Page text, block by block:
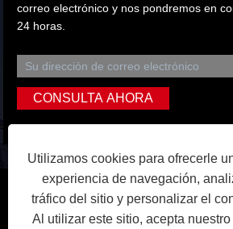
correo electrónico y nos pondremos en
24 horas.
Copyright © 2023 Dongguan Qihang
Co., Ltd. Reservados todos
Utilizamos cookies para ofrecerle
experiencia de navegación,
tráfico del sitio y personalizar el
Al utilizar este sitio, acepta